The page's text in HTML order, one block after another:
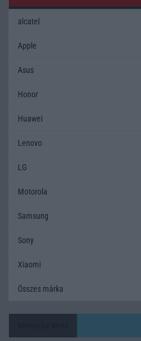
alcatel
Apple
Asus
Honor
Huawei
Lenovo
LG
Motorola
Samsung
Sony
Xiaomi
Összes márka